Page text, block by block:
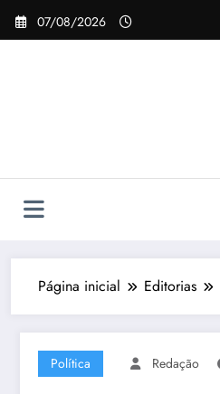
Pular
para
07/08/2026
Página inicial Editorias
Política Redação